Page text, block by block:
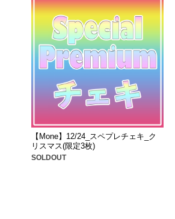
【Mone】12/24_スペプレチェキ_ク
リスマス(限定3枚)
SOLDOUT